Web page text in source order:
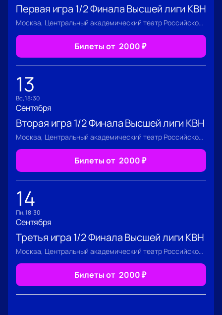
Первая игра 1/2 Финала Высшей лиги КВН
Москва, Центральный академический театр Российской Армии
Билеты от 2000₽
13
вс, 18:30
Сентября
Вторая игра 1/2 Финала Высшей лиги КВН
Москва, Центральный академический театр Российской Армии
Билеты от 2000₽
14
пн, 18:30
Сентября
Третья игра 1/2 Финала Высшей лиги КВН
Москва, Центральный академический театр Российской Армии
Билеты от 2000₽